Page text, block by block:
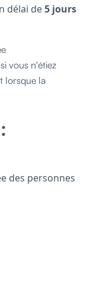
délai de5 jours
vous n'étiez
lorsque la
des personnes